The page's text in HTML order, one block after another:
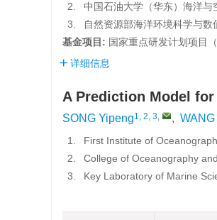
2.
中国石油大学（华东）海洋
3.
自然资源部海洋环境科学与
基金项目: 国家重点研发计划项目（
详细信息
A Prediction Model
SONG Yipeng1, 2, 3, ,
1.
First Institute of
2.
College of Oceanography
3.
Key Laboratory of Marine